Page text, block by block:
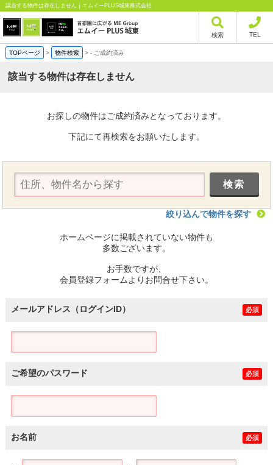
該当する物件は存在しません｜エムイーPLUS城東株式会社
検索 TEL
TOPページ > 物件検索 >- ご成約済み
該当する物件は存在しません
お探しの物件はご成約済みとなっております。
下記にて再検索をお願いたします。
絞り込んで物件を探す
ホームページに掲載されていない物件も
多数ございます。
お手数ですが、
会員登録フォームよりお問合せ下さい。
メールアドレス（ログインID） 必須
ご希望のパスワード 必須
お名前 必須